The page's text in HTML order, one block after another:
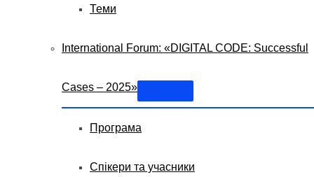
Теми
International Forum: «DIGITAL CODE: Successful
Cases – 2025»
Програма
Спікери та учасники